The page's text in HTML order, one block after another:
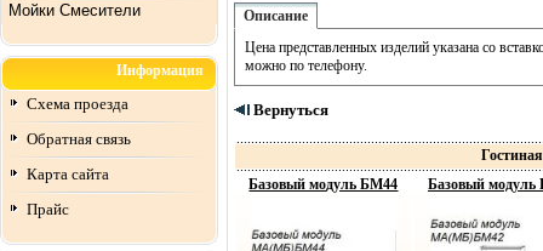
Mойки Смесители
Информация
Схема проезда
Обратная связь
Карта сайта
Прайс
Описание
Цена представленных изделий указана со
можно по телефону.
Вернуться
Базовый модуль БМ44
Базовый модуль